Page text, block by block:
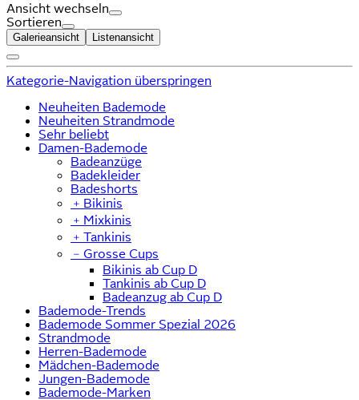
Ansicht wechseln
Sortieren
Galerieansicht Listenansicht
Kategorie-Navigation überspringen
Neuheiten Bademode
Neuheiten Strandmode
Sehr beliebt
Damen-Bademode
Badeanzüge
Badekleider
Badeshorts
﹢ Bikinis
﹢ Mixkinis
﹢ Tankinis
﹣ Grosse Cups
Bikinis ab Cup D
Tankinis ab Cup D
Badeanzug ab Cup D
Bademode-Trends
Bademode Sommer Spezial 2026
Strandmode
Herren-Bademode
Mädchen-Bademode
Jungen-Bademode
Bademode-Marken